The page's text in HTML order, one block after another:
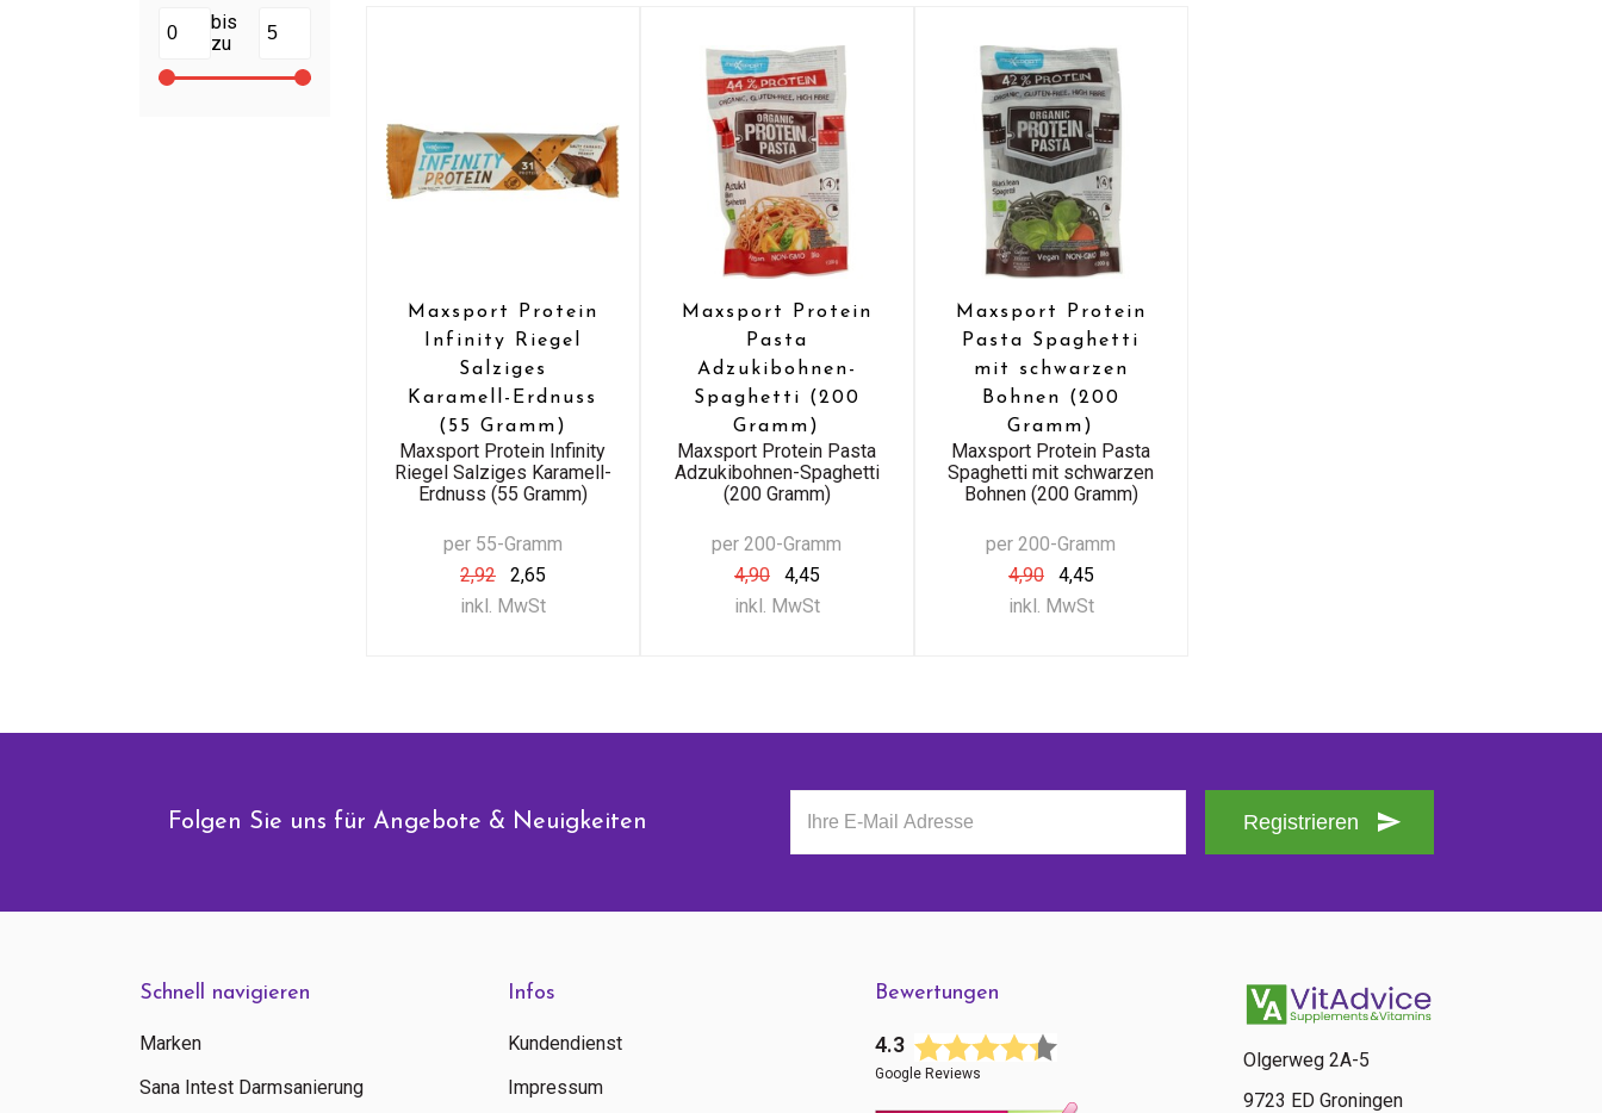
bis
zu
Maxsport Protein
Infinity Riegel
Salziges
Karamell-Erdnuss
(55 Gramm)
Maxsport Protein Infinity
Riegel Salziges Karamell-
Erdnuss (55 Gramm)
per 55-Gramm
2,92
2,65
inkl. MwSt
Maxsport Protein
Pasta
Adzukibohnen-
Spaghetti (200
Gramm)
Maxsport Protein Pasta
Adzukibohnen-Spaghetti
(200 Gramm)
per 200-Gramm
4,90
4,45
inkl. MwSt
Maxsport Protein
Pasta Spaghetti
mit schwarzen
Bohnen (200
Gramm)
Maxsport Protein Pasta
Spaghetti mit schwarzen
Bohnen (200 Gramm)
per 200-Gramm
4,90
4,45
inkl. MwSt
Folgen Sie uns für Angebote & Neuigkeiten Registrieren
Schnell navigieren
Marken
Sana Intest Darmsanierung
Infos
Kundendienst
Impressum
Bewertungen
4.3
Google Reviews
Olgerweg 2A-5
9723 ED Groningen